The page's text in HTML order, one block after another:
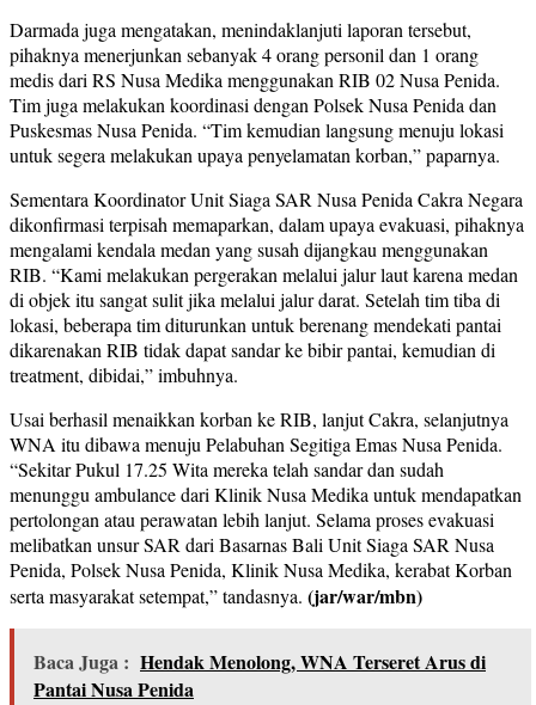
Darmada juga mengatakan, menindaklanjuti laporan tersebut,
pihaknya menerjunkan sebanyak 4 orang personil dan 1 orang
medis dari RS Nusa Medika menggunakan RIB 02 Nusa Penida.
Tim juga melakukan koordinasi dengan Polsek Nusa Penida dan
Puskesmas Nusa Penida. “Tim kemudian langsung menuju lokasi
untuk segera melakukan upaya penyelamatan korban,” paparnya.
Sementara Koordinator Unit Siaga SAR Nusa Penida Cakra Negara
dikonfirmasi terpisah memaparkan, dalam upaya evakuasi, pihaknya
mengalami kendala medan yang susah dijangkau menggunakan
RIB. “Kami melakukan pergerakan melalui jalur laut karena medan
di objek itu sangat sulit jika melalui jalur darat. Setelah tim tiba di
lokasi, beberapa tim diturunkan untuk berenang mendekati pantai
dikarenakan RIB tidak dapat sandar ke bibir pantai, kemudian di
treatment, dibidai,” imbuhnya.
Usai berhasil menaikkan korban ke RIB, lanjut Cakra, selanjutnya
WNA itu dibawa menuju Pelabuhan Segitiga Emas Nusa Penida.
“Sekitar Pukul 17.25 Wita mereka telah sandar dan sudah
menunggu ambulance dari Klinik Nusa Medika untuk mendapatkan
pertolongan atau perawatan lebih lanjut. Selama proses evakuasi
melibatkan unsur SAR dari Basarnas Bali Unit Siaga SAR Nusa
Penida, Polsek Nusa Penida, Klinik Nusa Medika, kerabat Korban
serta masyarakat setempat,” tandasnya. (jar/war/mbn)
Baca Juga : Hendak Menolong, WNA Terseret Arus di
Pantai Nusa Penida